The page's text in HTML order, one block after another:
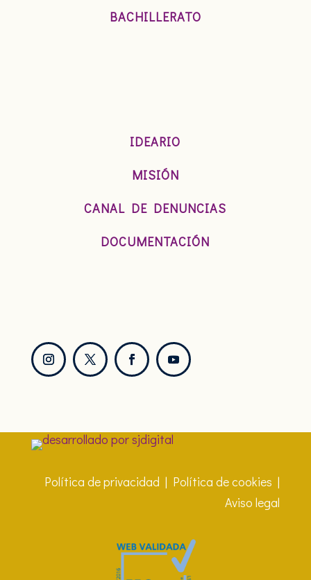
BACHILLERATO
IDEARIO
MISIÓN
CANAL DE DENUNCIAS
DOCUMENTACIÓN
Política de privacidad | Política de cookies |
Aviso legal